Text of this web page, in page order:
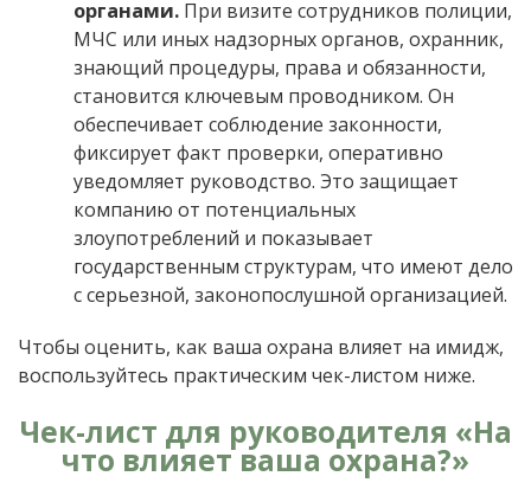
органами. При визите сотрудников полиции,
МЧС или иных надзорных органов, охранник,
знающий процедуры, права и обязанности,
становится ключевым проводником. Он
обеспечивает соблюдение законности,
фиксирует факт проверки, оперативно
уведомляет руководство. Это защищает
компанию от потенциальных
злоупотреблений и показывает
государственным структурам, что имеют дело
с серьезной, законопослушной организацией.
Чтобы оценить, как ваша охрана влияет на имидж,
воспользуйтесь практическим чек-листом ниже.
Чек-лист для руководителя «На
что влияет ваша охрана?»